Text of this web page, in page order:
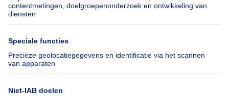
SeLoger.com
Immowelt.de
Verhuis checklist
Hulp
Veelgestelde vragen
Volg ons